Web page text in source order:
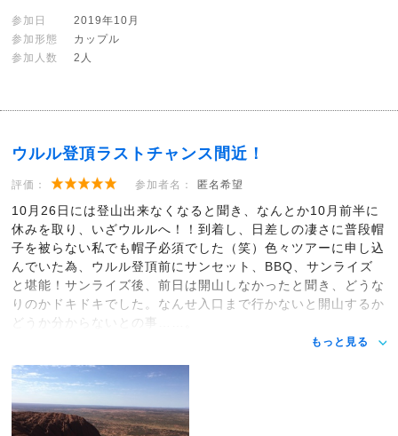
参加日
2019年10月
参加形態
カップル
参加人数
2人
ウルル登頂ラストチャンス間近！
評価： 参加者名： 匿名希望
10月26日には登山出来なくなると聞き、なんとか10月前半に
休みを取り、いざウルルへ！！到着し、日差しの凄さに普段帽
子を被らない私でも帽子必須でした（笑）色々ツアーに申し込
んでいた為、ウルル登頂前にサンセット、BBQ、サンライズ
と堪能！サンライズ後、前日は開山しなかったと聞き、どうな
りのかドキドキでした。なんせ入口まで行かないと開山するか
どうか分からないとの事……。
もっと見る